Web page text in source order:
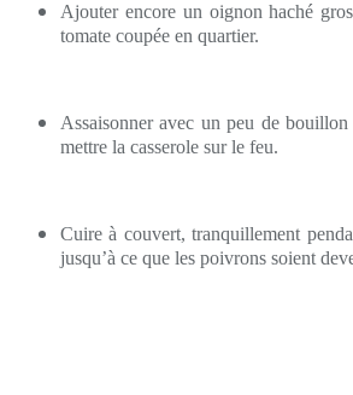
Ajouter encore un oignon haché
tomate coupée en quartier.
Assaisonner avec un peu de
mettre la casserole sur le feu.
Cuire à couvert, tranquillement
jusqu’à ce que les poivrons soient